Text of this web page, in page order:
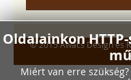
Oldalainkon
Miért van erre
© 2015 Awacs Design és